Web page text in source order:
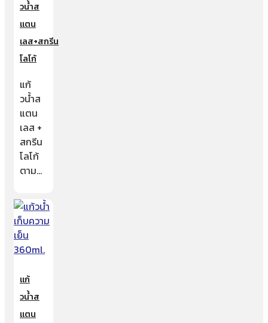
วน้ำส
แตน
เลส+สกรีน
โลโก้
แก้
วน้ำส
แตน
เลส +
สกรีน
โลโก้
ตาม…
แก้
วน้ำส
แตน